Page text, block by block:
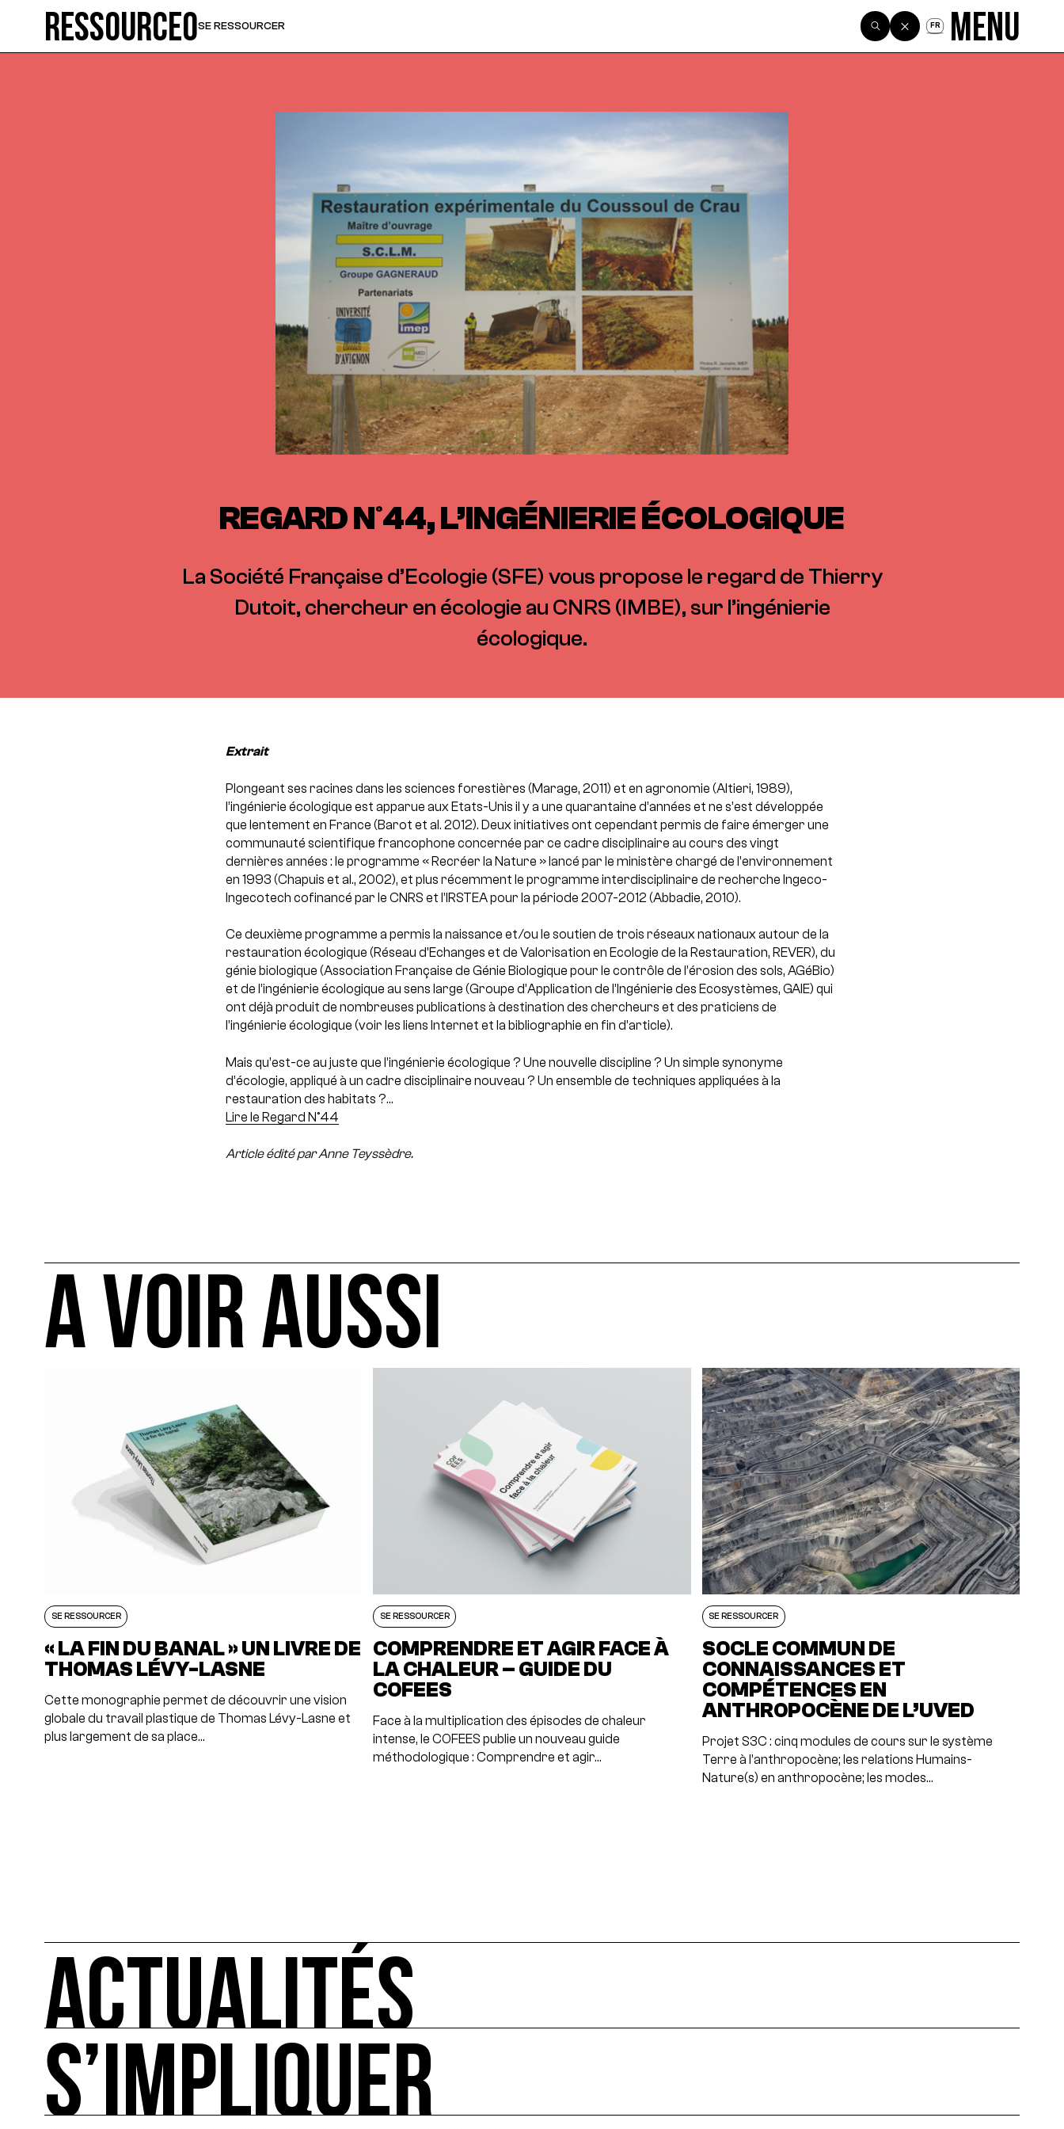
Ressource0SE RESSOURCER FR Menu
REGARD N°44, L’INGÉNIERIE ÉCOLOGIQUE
La Société Française d’Ecologie (SFE) vous propose le regard de Thierry
Dutoit, chercheur en écologie au CNRS (IMBE), sur l’ingénierie
écologique.
Extrait
Plongeant ses racines dans les sciences forestières (Marage, 2011) et en agronomie (Altieri, 1989),
l’ingénierie écologique est apparue aux Etats-Unis il y a une quarantaine d’années et ne s’est développée
que lentement en France (Barot et al. 2012). Deux initiatives ont cependant permis de faire émerger une
communauté scientifique francophone concernée par ce cadre disciplinaire au cours des vingt
dernières années : le programme « Recréer la Nature » lancé par le ministère chargé de l’environnement
en 1993 (Chapuis et al., 2002), et plus récemment le programme interdisciplinaire de recherche Ingeco-
Ingecotech cofinancé par le CNRS et l’IRSTEA pour la période 2007-2012 (Abbadie, 2010).
Ce deuxième programme a permis la naissance et/ou le soutien de trois réseaux nationaux autour de la
restauration écologique (Réseau d’Echanges et de Valorisation en Ecologie de la Restauration, REVER), du
génie biologique (Association Française de Génie Biologique pour le contrôle de l’érosion des sols, AGéBio)
et de l’ingénierie écologique au sens large (Groupe d’Application de l’Ingénierie des Ecosystèmes, GAIE) qui
ont déjà produit de nombreuses publications à destination des chercheurs et des praticiens de
l’ingénierie écologique (voir les liens Internet et la bibliographie en fin d’article).
Mais qu’est-ce au juste que l’ingénierie écologique ? Une nouvelle discipline ? Un simple synonyme
d’écologie, appliqué à un cadre disciplinaire nouveau ? Un ensemble de techniques appliquées à la
restauration des habitats ?…
Lire le Regard N°44
Article édité par Anne Teyssèdre.
A VOIR AUSSI
SE RESSOURCER
« LA FIN DU BANAL » UN LIVRE DE
THOMAS LÉVY-LASNE
Cette monographie permet de découvrir une vision
globale du travail plastique de Thomas Lévy-Lasne et
plus largement de sa place…
SE RESSOURCER
COMPRENDRE ET AGIR FACE À
LA CHALEUR – GUIDE DU
COFEES
Face à la multiplication des épisodes de chaleur
intense, le COFEES publie un nouveau guide
méthodologique : Comprendre et agir…
SE RESSOURCER
SOCLE COMMUN DE
CONNAISSANCES ET
COMPÉTENCES EN
ANTHROPOCÈNE DE L’UVED
Projet S3C : cinq modules de cours sur le système
Terre à l’anthropocène; les relations Humains-
Nature(s) en anthropocène; les modes…
ACTUALITÉS
ACTUALITÉS
L'actualité française et internationale des rendez-vous de l'art et de l'écologie : manifestations, appels à projets, rencontres...
S’IMPLIQUER